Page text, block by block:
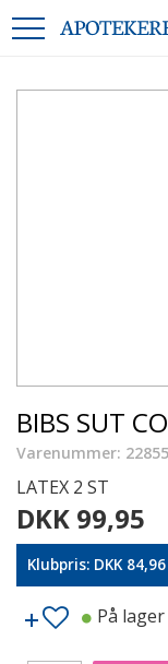
BIBS SUT
Varenummer:
LATEX 2 ST
DKK 99,95
Klubpris: DKK 84,96
På lager